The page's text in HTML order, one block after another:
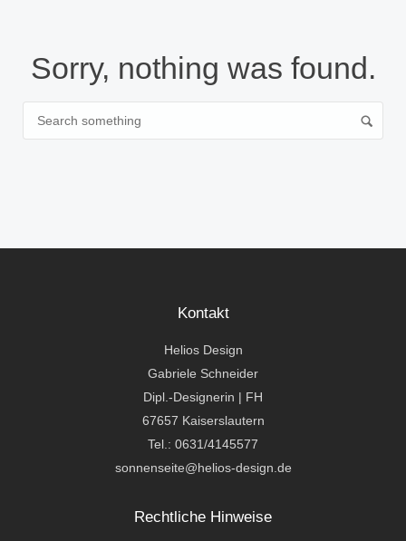
Sorry, nothing was found.
Kontakt
Helios Design
Gabriele Schneider
Dipl.-Designerin | FH
67657 Kaiserslautern
Tel.: 0631/4145577
sonnenseite@helios-design.de
Rechtliche Hinweise